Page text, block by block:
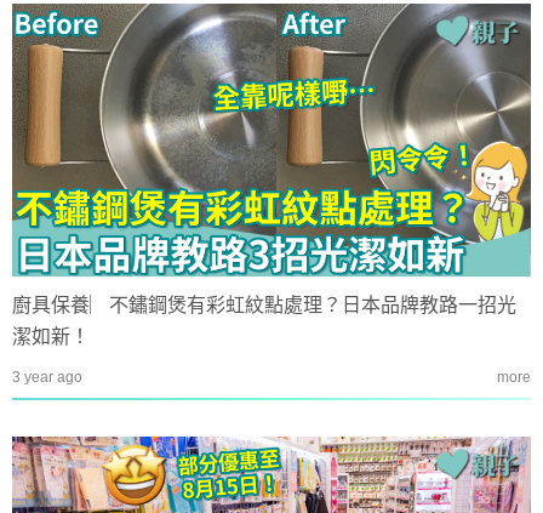
廚具保養︳不鏽鋼煲有彩虹紋點處理？日本品牌教路一招光
潔如新！
3 year ago more